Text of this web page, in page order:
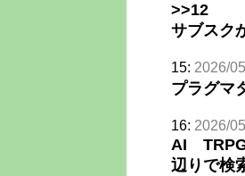
>>12
サブスク
15: 2026/
プラグマ
16: 2026/
AI
辺りで検